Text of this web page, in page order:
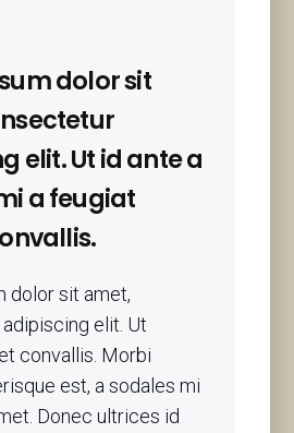
dolor sit
elit. Ut id ante a
a feugiat
dolor sit amet,
elit. Ut
convallis. Morbi
est, a sodales mi
Donec ultrices id